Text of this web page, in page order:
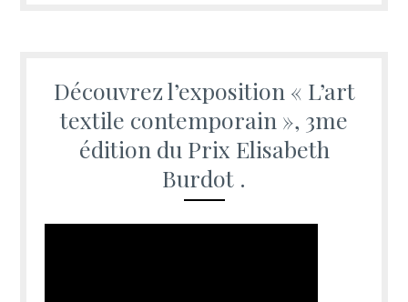
Découvrez l’exposition « L’art
textile contemporain », 3me
édition du Prix Elisabeth
Burdot .